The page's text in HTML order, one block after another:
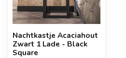
Nachtkastje Acaciahout
Zwart 1 Lade - Black
Square